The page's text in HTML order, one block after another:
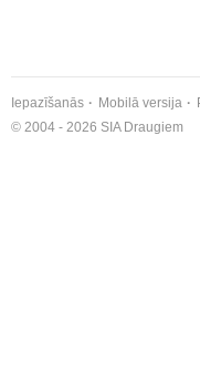
Iepazīšanās Mobilā versija
© 2004 - 2026 SIA Draugiem